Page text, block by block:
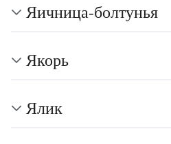
Яичница-болтунья
Якорь
Ялик